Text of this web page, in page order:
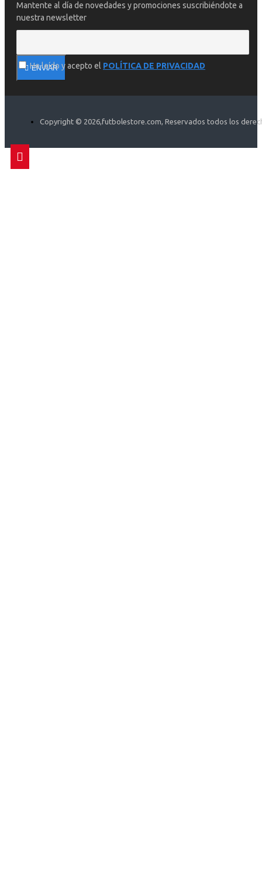
Mantente al día de novedades y promociones suscribiéndote a
nuestra newsletter
ENVIAR
He leído y acepto el POLÍTICA DE PRIVACIDAD
Copyright © 2026,futbolestore.com, Reservados todos los